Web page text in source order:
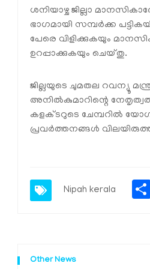
ശനിയാഴ്ച ജില്ലാ
ഭാഗമായി സമ്പർക്ക
പേരെ വിളിക്കുകയും
ഉറപ്പാക്കുകയും ചെയ്തു.
ജില്ലയുടെ ചുമതല റവന്യൂ
അനിൽകുമാറിന്റെ
കളക്ടറുടെ ചേമ്പറിൽ
പ്രവർത്തനങ്ങൾ
Nipah kerala
Other News